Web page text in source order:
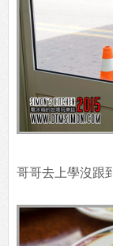
哥哥去上學沒跟